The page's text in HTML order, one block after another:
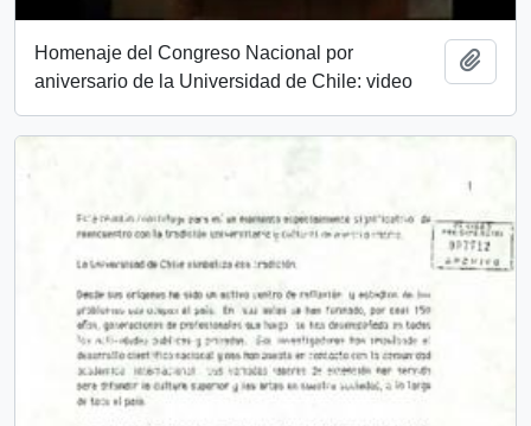
Homenaje del Congreso Nacional por
aniversario de la Universidad de Chile: video